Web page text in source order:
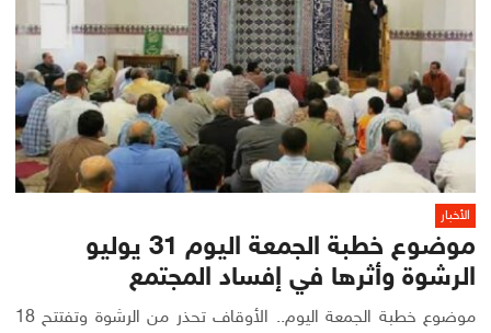
الأخبار
موضوع خطبة الجمعة اليوم 31 يوليو
الرشوة وأثرها في إفساد المجتمع
موضوع خطبة الجمعة اليوم.. الأوقاف تحذر من الرشوة وتفتتح 18